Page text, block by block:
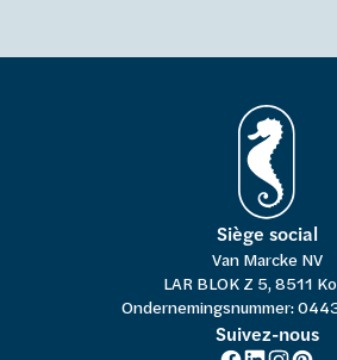
Siège social
Van Marcke NV
LAR BLOK Z 5, 8511
Ondernemingsnummer:
Suivez-nous